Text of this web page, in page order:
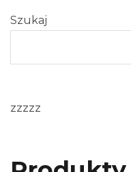
Szukaj
zzzzz